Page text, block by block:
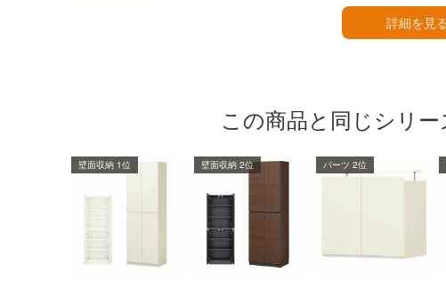
の側板にある配線穴から外に出すことができま
きも側板の配線穴から左右に配線できます。
すると
詳細を見る
この商品と同じシリ
壁面収納 1位 壁面収納 2位 パーツ 2位